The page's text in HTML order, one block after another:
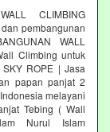
CLIMBING
pembangunan
WALL
Climbing untuk
ROPE | Jasa
papan panjat 2
melayani
Tebing ( Wall
Nurul Islam